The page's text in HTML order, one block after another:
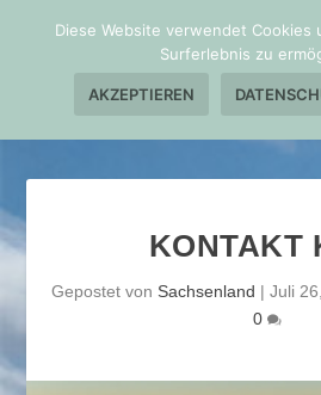
KONTAKT
Gepostet von Sachsenland | Juli
0
Diese Website verwendet Cookies
Surferlebnis zu
AKZEPTIEREN